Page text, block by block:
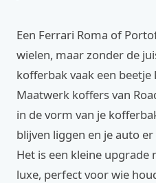
Een Ferrari Roma of
wielen, maar zonder de
kofferbak vaak een
Maatwerk koffers van
in de vorm van je
blijven liggen en je auto
Het is een kleine upgrade
luxe, perfect voor wie